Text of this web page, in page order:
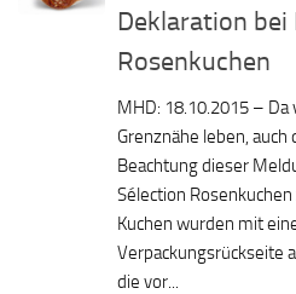
Deklaration bei
Rosenkuchen
MHD: 18.10.2015 – Da
Grenznähe leben,
Beachtung dieser
Sélection
Kuchen wurden mit
Verpackungsrückseite
die vor...